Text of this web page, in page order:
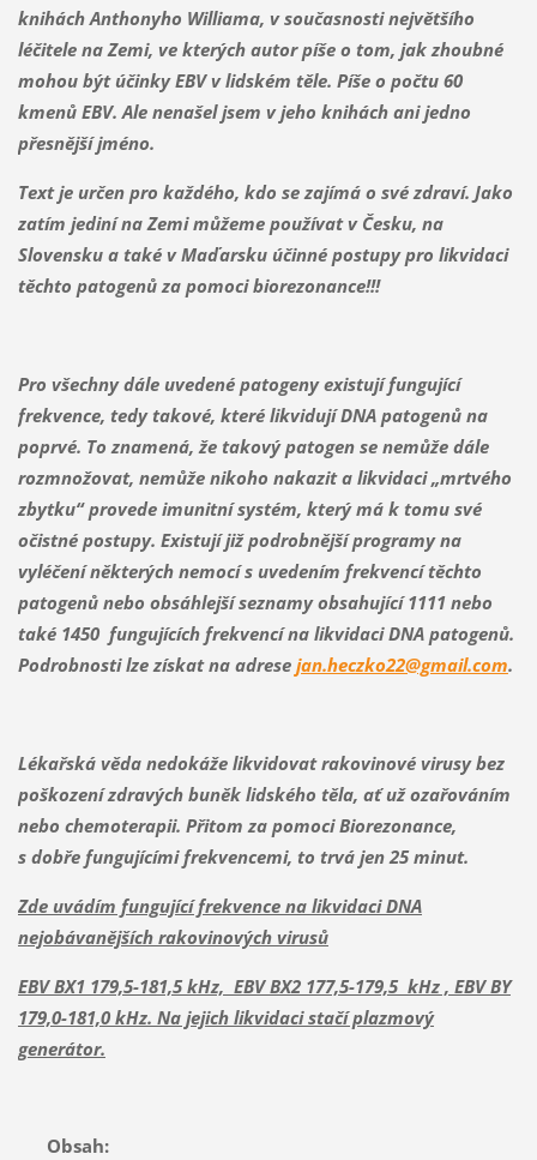
knihách Anthonyho Williama, v současnosti největšího
léčitele na Zemi, ve kterých autor píše o tom, jak zhoubné
mohou být účinky EBV v lidském těle. Píše o počtu 60
kmenů EBV. Ale nenašel jsem v jeho knihách ani jedno
přesnější jméno.
Text je určen pro každého, kdo se zajímá o své zdraví. Jako
zatím jediní na Zemi můžeme používat v Česku, na
Slovensku a také v Maďarsku účinné postupy pro likvidaci
těchto patogenů za pomoci biorezonance!!!
Pro všechny dále uvedené patogeny existují fungující
frekvence, tedy takové, které likvidují DNA patogenů na
poprvé. To znamená, že takový patogen se nemůže dále
rozmnožovat, nemůže nikoho nakazit a likvidaci „mrtvého
zbytku“ provede imunitní systém, který má k tomu své
očistné postupy. Existují již podrobnější programy na
vyléčení některých nemocí s uvedením frekvencí těchto
patogenů nebo obsáhlejší seznamy obsahující 1111 nebo
také 1450 fungujících frekvencí na likvidaci DNA patogenů.
Podrobnosti lze získat na adrese jan.heczko22@gmail.com.
Lékařská věda nedokáže likvidovat rakovinové virusy bez
poškození zdravých buněk lidského těla, ať už ozařováním
nebo chemoterapii. Přitom za pomoci Biorezonance,
s dobře fungujícími frekvencemi, to trvá jen 25 minut.
Zde uvádím fungující frekvence na likvidaci DNA
nejobávanějších rakovinových virusů
EBV BX1 179,5-181,5 kHz, EBV BX2 177,5-179,5 kHz , EBV BY
179,0-181,0 kHz. Na jejich likvidaci stačí plazmový
generátor.
Obsah: